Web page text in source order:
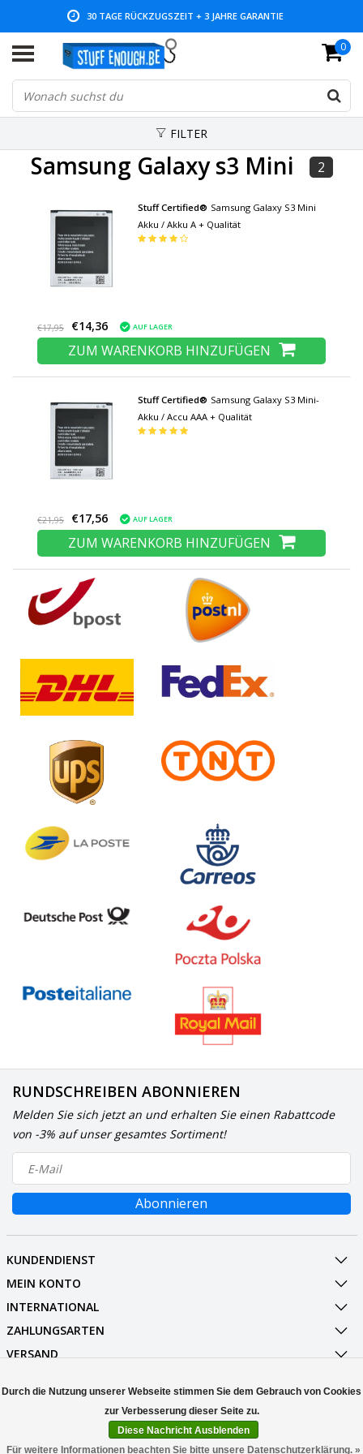
30 TAGE RÜCKZUGSZEIT + 3 JAHRE GARANTIE
NIEDRIGE PREISE UND GROSSE AUSWAHL 0
FILTER
Samsung Galaxy s3 Mini 2
Stuff Certified® Samsung Galaxy S3 Mini
Akku / Akku A + Qualität
€17,95 €14,36 AUF LAGER
ZUM WARENKORB HINZUFÜGEN
Stuff Certified® Samsung Galaxy S3 Mini-
Akku / Accu AAA + Qualität
€21,95 €17,56 AUF LAGER
ZUM WARENKORB HINZUFÜGEN
RUNDSCHREIBEN ABONNIEREN
Melden Sie sich jetzt an und erhalten Sie einen Rabattcode
von -3% auf unser gesamtes Sortiment!
Abonnieren
KUNDENDIENST
MEIN KONTO
INTERNATIONAL
ZAHLUNGSARTEN
VERSAND
© Copyright 2026 Stuff Enough.be
Durch die Nutzung unserer Webseite stimmen Sie dem Gebrauch von Cookies
zur Verbesserung dieser Seite zu.
Diese Nachricht Ausblenden
Für weitere Informationen beachten Sie bitte unsere Datenschutzerklärung. »